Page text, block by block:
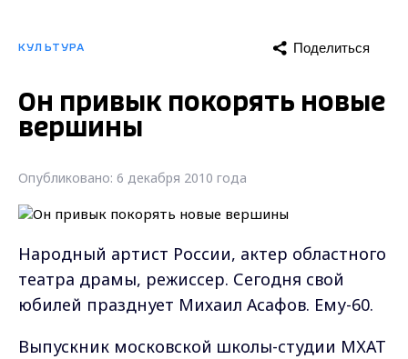
КУЛЬТУРА Поделиться
Он привык покорять новые
вершины
Опубликовано: 6 декабря 2010 года
Народный артист России, актер областного
театра драмы, режиссер. Сегодня свой
юбилей празднует Михаил Асафов. Ему-60.
Выпускник московской школы-студии МХАТ